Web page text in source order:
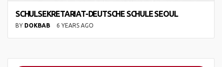
SCHULSEKRETARIAT-DEUTSCHE SCHULE SEOUL
BY DOKBAB 6 YEARS AGO